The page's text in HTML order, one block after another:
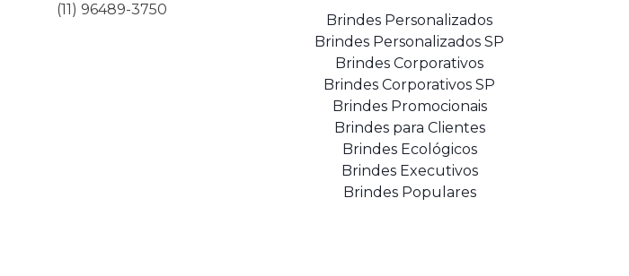
(11) 96489-3750
Brindes Personalizados
Brindes Personalizados SP
Brindes Corporativos
Brindes Corporativos SP
Brindes Promocionais
Brindes para Clientes
Brindes Ecológicos
Brindes Executivos
Brindes Populares